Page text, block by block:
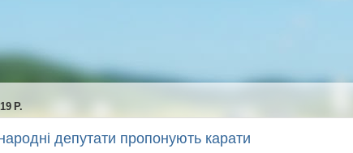
Р.
депутати пропонують карати